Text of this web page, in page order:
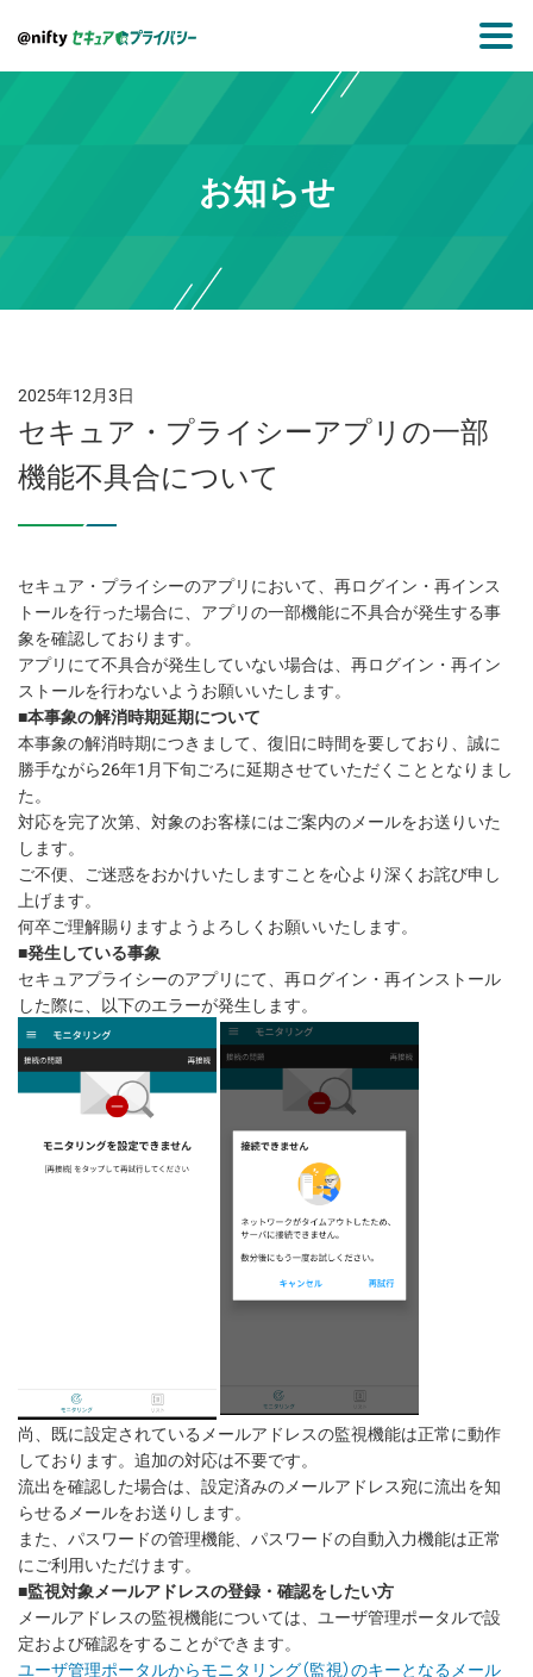
お知らせ
2025年12月3日
セキュア・プライシーアプリの一部
機能不具合について
セキュア・プライシーのアプリにおいて、再ログイン・再インス
トールを行った場合に、アプリの一部機能に不具合が発生する事
象を確認しております。
アプリにて不具合が発生していない場合は、再ログイン・再イン
ストールを行わないようお願いいたします。
■本事象の解消時期延期について
本事象の解消時期につきまして、復旧に時間を要しており、誠に
勝手ながら26年1月下旬ごろに延期させていただくこととなりまし
た。
対応を完了次第、対象のお客様にはご案内のメールをお送りいた
します。
ご不便、ご迷惑をおかけいたしますことを心より深くお詫び申し
上げます。
何卒ご理解賜りますようよろしくお願いいたします。
■発生している事象
セキュアプライシーのアプリにて、再ログイン・再インストール
した際に、以下のエラーが発生します。
尚、既に設定されているメールアドレスの監視機能は正常に動作
しております。追加の対応は不要です。
流出を確認した場合は、設定済みのメールアドレス宛に流出を知
らせるメールをお送りします。
また、パスワードの管理機能、パスワードの自動入力機能は正常
にご利用いただけます。
■監視対象メールアドレスの登録・確認をしたい方
メールアドレスの監視機能については、ユーザ管理ポータルで設
定および確認をすることができます。
ユーザ管理ポータルからモニタリング（監視）のキーとなるメール